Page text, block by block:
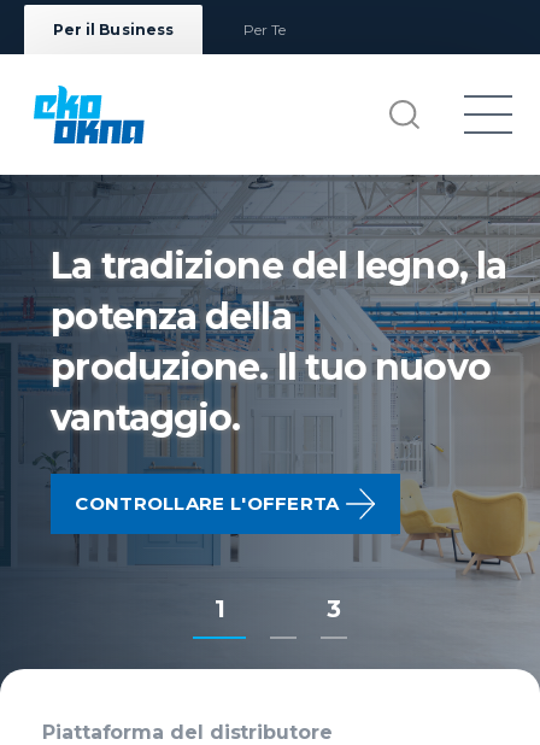
Per il Business Per Te
La tradizione del legno, la
potenza della
produzione. Il tuo nuovo
vantaggio.
CONTROLLARE L'OFFERTA
1 3
Piattaforma del distributore